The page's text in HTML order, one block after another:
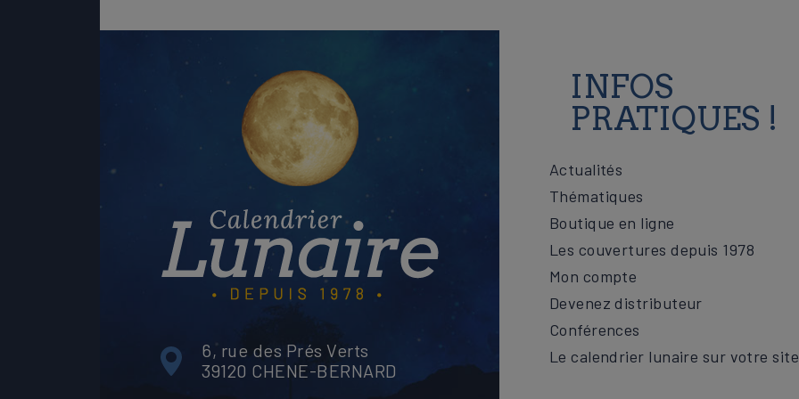
6, rue des Prés Verts
39120 CHENE-BERNARD
INFOS
PRATIQUES !
Actualités
Thématiques
Boutique en ligne
Les couvertures depuis 1978
Mon compte
Devenez distributeur
Conférences
Le calendrier lunaire sur votre site